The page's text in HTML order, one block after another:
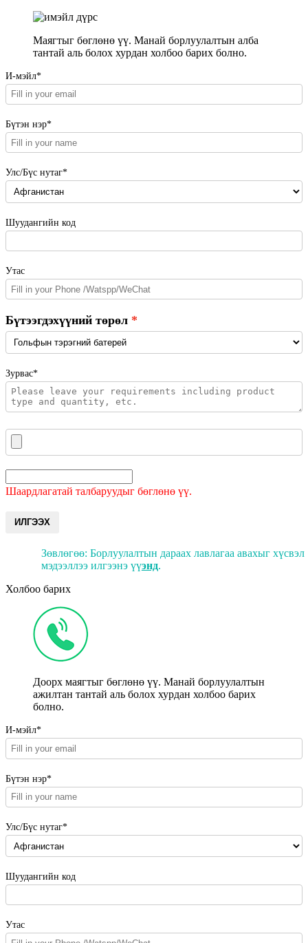
Маягтыг бөглөнө үү. Манай борлуулалтын алба
тантай аль болох хурдан холбоо барих болно.
И-мэйл*
Бүтэн нэр*
Улс/Бүс нутаг*
Шуудангийн код
Утас
Бүтээгдэхүүний төрөл
Зурвас*
Шаардлагатай талбаруудыг бөглөнө үү.
ИЛГЭЭХ
Зөвлөгөө: Борлуулалтын дараах лавлагаа авахыг хүсвэл
мэдээллээ илгээнэ үүэнд.
Холбоо барих
Доорх маягтыг бөглөнө үү. Манай борлуулалтын
ажилтан тантай аль болох хурдан холбоо барих
болно.
И-мэйл*
Бүтэн нэр*
Улс/Бүс нутаг*
Шуудангийн код
Утас